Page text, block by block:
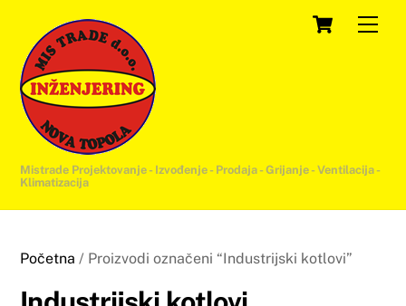
content
Cart
Mistrade Projektovanje - Izvođenje - Prodaja - Grijanje - Ventilacija -
Klimatizacija
Početna / Proizvodi označeni “Industrijski kotlovi”